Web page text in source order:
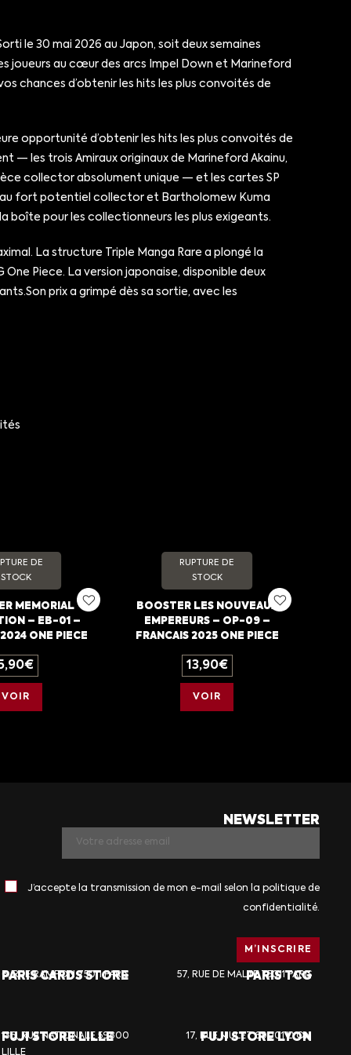
le 30 mai 2026 au Japon, soit deux semaines
joueurs au cœur des arcs Impel Down et Marineford
chances d’obtenir les hits les plus convoités de
opportunité d’obtenir les hits les plus convoités de
— les trois Amiraux originaux de Marineford Akainu,
collector absolument unique — et les cartes SP
au fort potentiel collector et Bartholomew Kuma
boîte pour les collectionneurs les plus exigeants.
La structure Triple Manga Rare a plongé la
Piece. La version japonaise, disponible deux
prix a grimpé dès sa sortie, avec les
DE
STOCK
MEMORIAL
– EB-01 –
ONE PIECE
€
VOIR
RUPTURE DE
STOCK
BOOSTER LES NOUVEAUX
EMPEREURS – OP-09 –
FRANCAIS 2025 ONE PIECE
13,90€
VOIR
NEWSLETTER
J’accepte la transmission de mon e-mail selon la politique de
confidentialité.
PARIS CARDS STORE
6, RUE RAMPON 75011 PARIS PARIS TCG
57, RUE DE MALTE 75011 PARIS
FUJI STORE LILLE
136, RUE NATIONALE 59800
LILLE
FUJI STORE LYON
17, RUE MULET 69001 LYON